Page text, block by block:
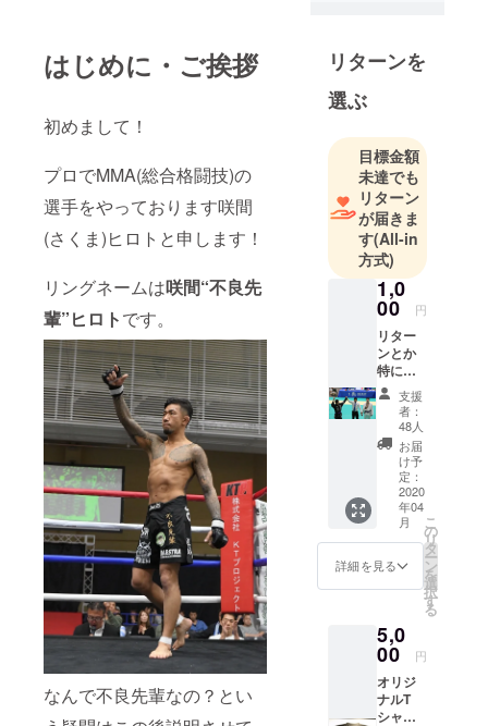
はじめに・ご挨拶
初めまして！
プロでMMA(総合格闘技)の
選手をやっております咲間
(さくま)ヒロトと申します！
リングネームは咲間“不良先
輩”ヒロトです。
なんで不良先輩なの？とい
をやる所ま
で来まし
た。次の夢
ムを作り、
同じ境遇や
経歴によっ
てハンデを
持った人々
の社会復帰
の手助けを
する事で
す。それが
自分にしか
出来ない社
会貢献の形
だと思って
おります。
今回ジムを
作るにあ
たって皆様
を頂きたく
ファンディ
ングを始め
ました。ど
うぞよろし
くお願いし
リターンを
選ぶ
目標金額
未達でも
リターン
が届きま
す(All-in
方式)
1,0
00 円
リター
ンとか
特にい
らない
けどた
だただ
支援し
たい！
プロ
ジェク
トの内
容に共
感し
た！応
援した
い！ そ
気持ち
を持っ
て頂い
た方は
こちら
をお願
支援
者：
48人
お届
け予
定：
2020
年04
月
詳細を見る
こ
の
リ
タ
ー
ン
を
選
択
す
る
5,0
00 円
オリジ
ナルT
シャツ